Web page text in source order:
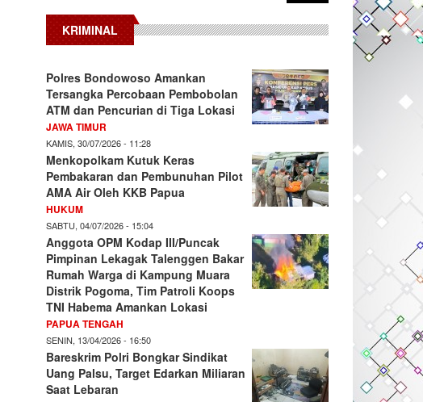
KRIMINAL
Polres Bondowoso Amankan
Tersangka Percobaan Pembobolan
ATM dan Pencurian di Tiga Lokasi
JAWA TIMUR
KAMIS, 30/07/2026 - 11:28
Menkopolkam Kutuk Keras
Pembakaran dan Pembunuhan Pilot
AMA Air Oleh KKB Papua
HUKUM
SABTU, 04/07/2026 - 15:04
Anggota OPM Kodap III/Puncak
Pimpinan Lekagak Talenggen Bakar
Rumah Warga di Kampung Muara
Distrik Pogoma, Tim Patroli Koops
TNI Habema Amankan Lokasi
PAPUA TENGAH
SENIN, 13/04/2026 - 16:50
Bareskrim Polri Bongkar Sindikat
Uang Palsu, Target Edarkan Miliaran
Saat Lebaran